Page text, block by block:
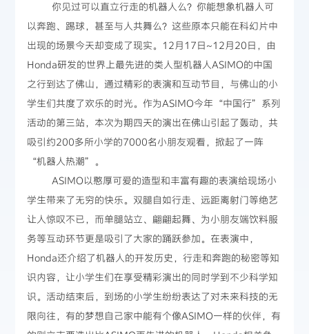
赛事运动
新闻资讯
你见过可以直立行走的机器人么？你能想象机器人可
以奔跑、踢球，甚至与人共舞么？这些原本只能在科幻片中
出现的场景今天却变成了现实。12月17日~12月20日，由
Honda研发的世界上最先进的类人型机器人ASIMO的中国
之行到达了佛山，通过精彩的表演和互动节目，与佛山的小
学生们共度了欢乐的时光。作为ASIMO今年“中国行”系列
活动的第三站，本次为期四天的演出在佛山引起了轰动，共
吸引约200多所小学的7000名小朋友观看，掀起了一阵
“机器人热潮”。
ASIMO以憨厚可爱的造型和丰富有趣的表演给现场小
学生带来了无穷的快乐。双腿自如行走、远距离射门等绝艺
让人惊叹不已，而单腿站立、翩翩起舞、为小朋友端饮料服
务等互动环节更是吸引了大家的踊跃参加。在表演中，
Honda还介绍了机器人的开发历史，行走和奔跑的秘密等知
识内容，让小学生们在享受精彩演出的同时学到不少科学知
识。活动结束后，到场的小学生纷纷表达了对未来科技的无
限向往，有的梦想自己家中能有个像ASIMO一样的伙伴，有